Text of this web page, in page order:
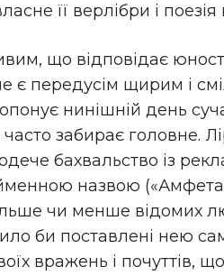
її верлібри і поезія
що відповідає
є передусім щирим і
нинішній день
забирає головне.
бахвальство із
назвою
чи менше відомих
би поставлені нею
вражень і почуттів,